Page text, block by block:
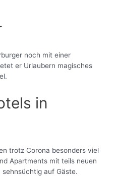
noch mit einer
er Urlaubern magisches
in
trotz Corona besonders viel
Apartments mit teils neuen
auf Gäste.